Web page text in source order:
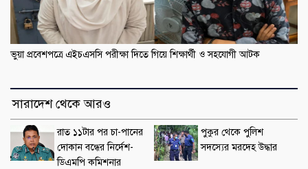
ভুয়া প্রবেশপত্রে এইচএসসি পরীক্ষা দিতে গিয়ে শিক্ষার্থী ও সহযোগী আটক
সারাদেশ থেকে আরও
রাত ১১টার পর চা-পানের
দোকান বন্ধের নির্দেশ-
ডিএমপি কমিশনার
পুকুর থেকে পুলিশ
সদস্যের মরদেহ উদ্ধার